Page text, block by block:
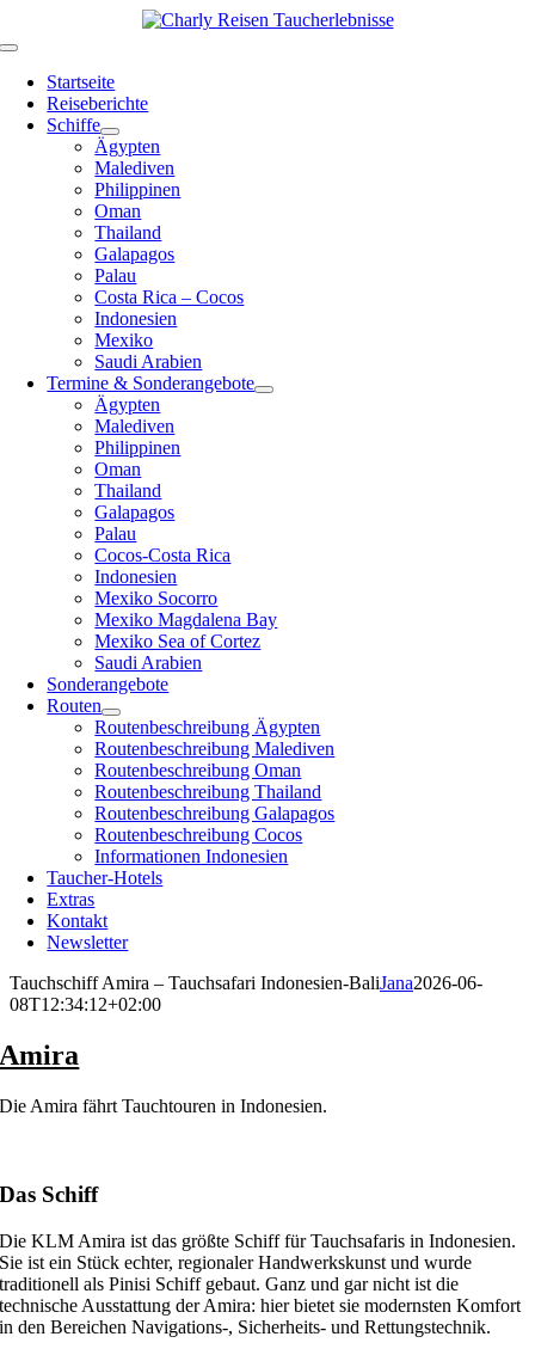
Inhalt
Toggle
NavigationStartseite
Reiseberichte
Schiffe
Ägypten
Malediven
Philippinen
Oman
Thailand
Galapagos
Palau
Costa Rica – Cocos
Indonesien
Mexiko
Saudi Arabien
Termine & Sonderangebote
Ägypten
Malediven
Philippinen
Oman
Thailand
Galapagos
Palau
Cocos-Costa Rica
Indonesien
Mexiko Socorro
Mexiko Magdalena Bay
Mexiko Sea of Cortez
Saudi Arabien
Sonderangebote
Routen
Routenbeschreibung Ägypten
Routenbeschreibung Malediven
Routenbeschreibung Oman
Routenbeschreibung Thailand
Routenbeschreibung Galapagos
Routenbeschreibung Cocos
Informationen Indonesien
Taucher-Hotels
Extras
Kontakt
Newsletter
Tauchschiff Amira – Tauchsafari Indonesien-BaliJana2026-06-
08T12:34:12+02:00
Amira
Die Amira fährt Tauchtouren in Indonesien.
Das Schiff
Die KLM Amira ist das größte Schiff für Tauchsafaris in Indonesien.
Sie ist ein Stück echter, regionaler Handwerkskunst und wurde
traditionell als Pinisi Schiff gebaut. Ganz und gar nicht ist die
technische Ausstattung der Amira: hier bietet sie modernsten Komfort
in den Bereichen Navigations-, Sicherheits- und Rettungstechnik.